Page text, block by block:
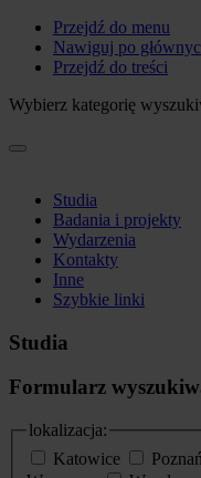
Przejdź do menu
Nawiguj po
Przejdź do treści
Wybierz kategorię
Studia
Badania i projekty
Wydarzenia
Kontakty
Inne
Szybkie linki
Studia
Formularz
lokalizacja:
Katowice
Poznań